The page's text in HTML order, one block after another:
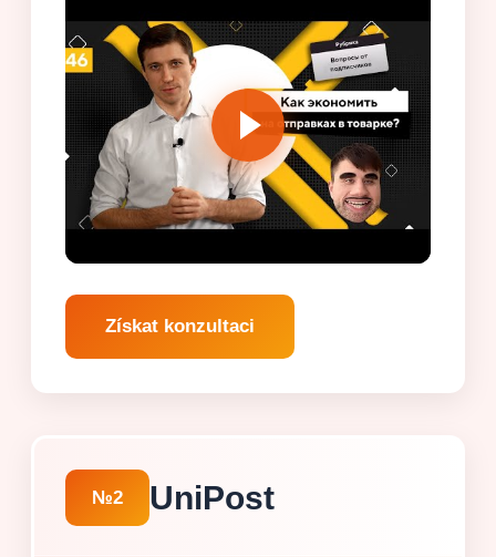
Získat konzultaci
№2 UniPost